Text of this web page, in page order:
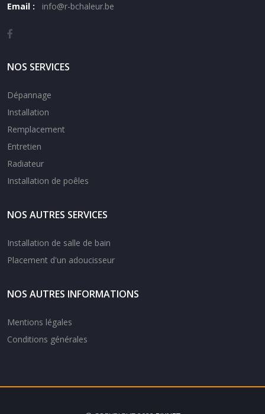
Email :
info@r-bchaleur.be
NOS SERVICES
Dépannage
Installation
Remplacement
Entretien
Radiateur
Installation de poêles
NOS AUTRES SERVICES
Installation de salle de bain
Placement d'un adoucisseur
NOS AUTRES INFORMATIONS
Mentions légales
Conditions générales